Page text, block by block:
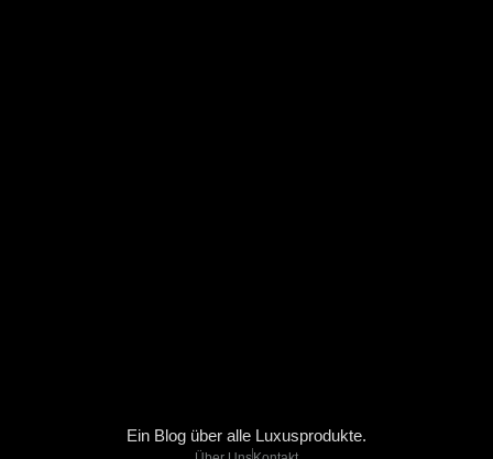
Ein Blog über alle Luxusprodukte.